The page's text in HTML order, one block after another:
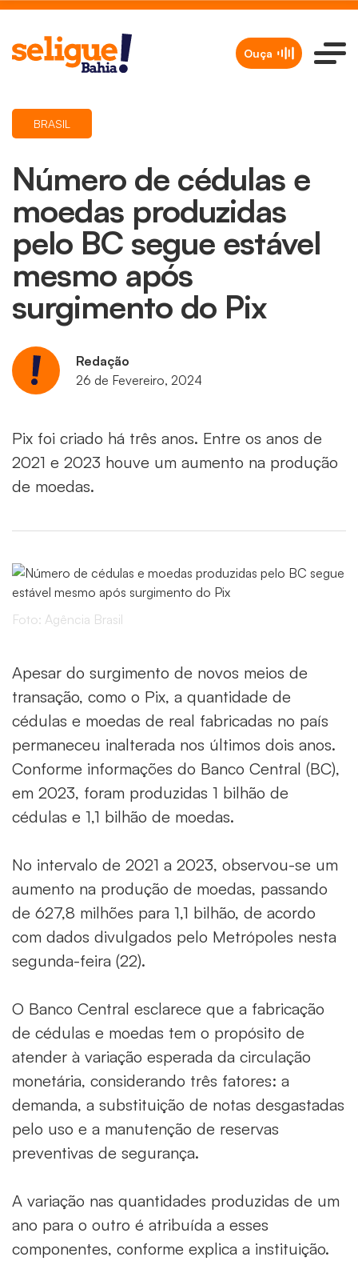
Ouça
Número de cédulas e
moedas produzidas
pelo BC segue estável
mesmo após
surgimento do Pix
BRASIL
Redação
26 de Fevereiro, 2024
Pix foi criado há três anos. Entre os anos de
2021 e 2023 houve um aumento na produção
de moedas.
Foto: Agência Brasil
Apesar do surgimento de novos meios de
transação, como o Pix, a quantidade de
cédulas e moedas de real fabricadas no país
permaneceu inalterada nos últimos dois anos.
Conforme informações do Banco Central (BC),
em 2023, foram produzidas 1 bilhão de
cédulas e 1,1 bilhão de moedas.
No intervalo de 2021 a 2023, observou-se um
aumento na produção de moedas, passando
de 627,8 milhões para 1,1 bilhão, de acordo
com dados divulgados pelo Metrópoles nesta
segunda-feira (22).
O Banco Central esclarece que a fabricação
de cédulas e moedas tem o propósito de
atender à variação esperada da circulação
monetária, considerando três fatores: a
demanda, a substituição de notas desgastadas
pelo uso e a manutenção de reservas
preventivas de segurança.
A variação nas quantidades produzidas de um
ano para o outro é atribuída a esses
componentes, conforme explica a instituição.